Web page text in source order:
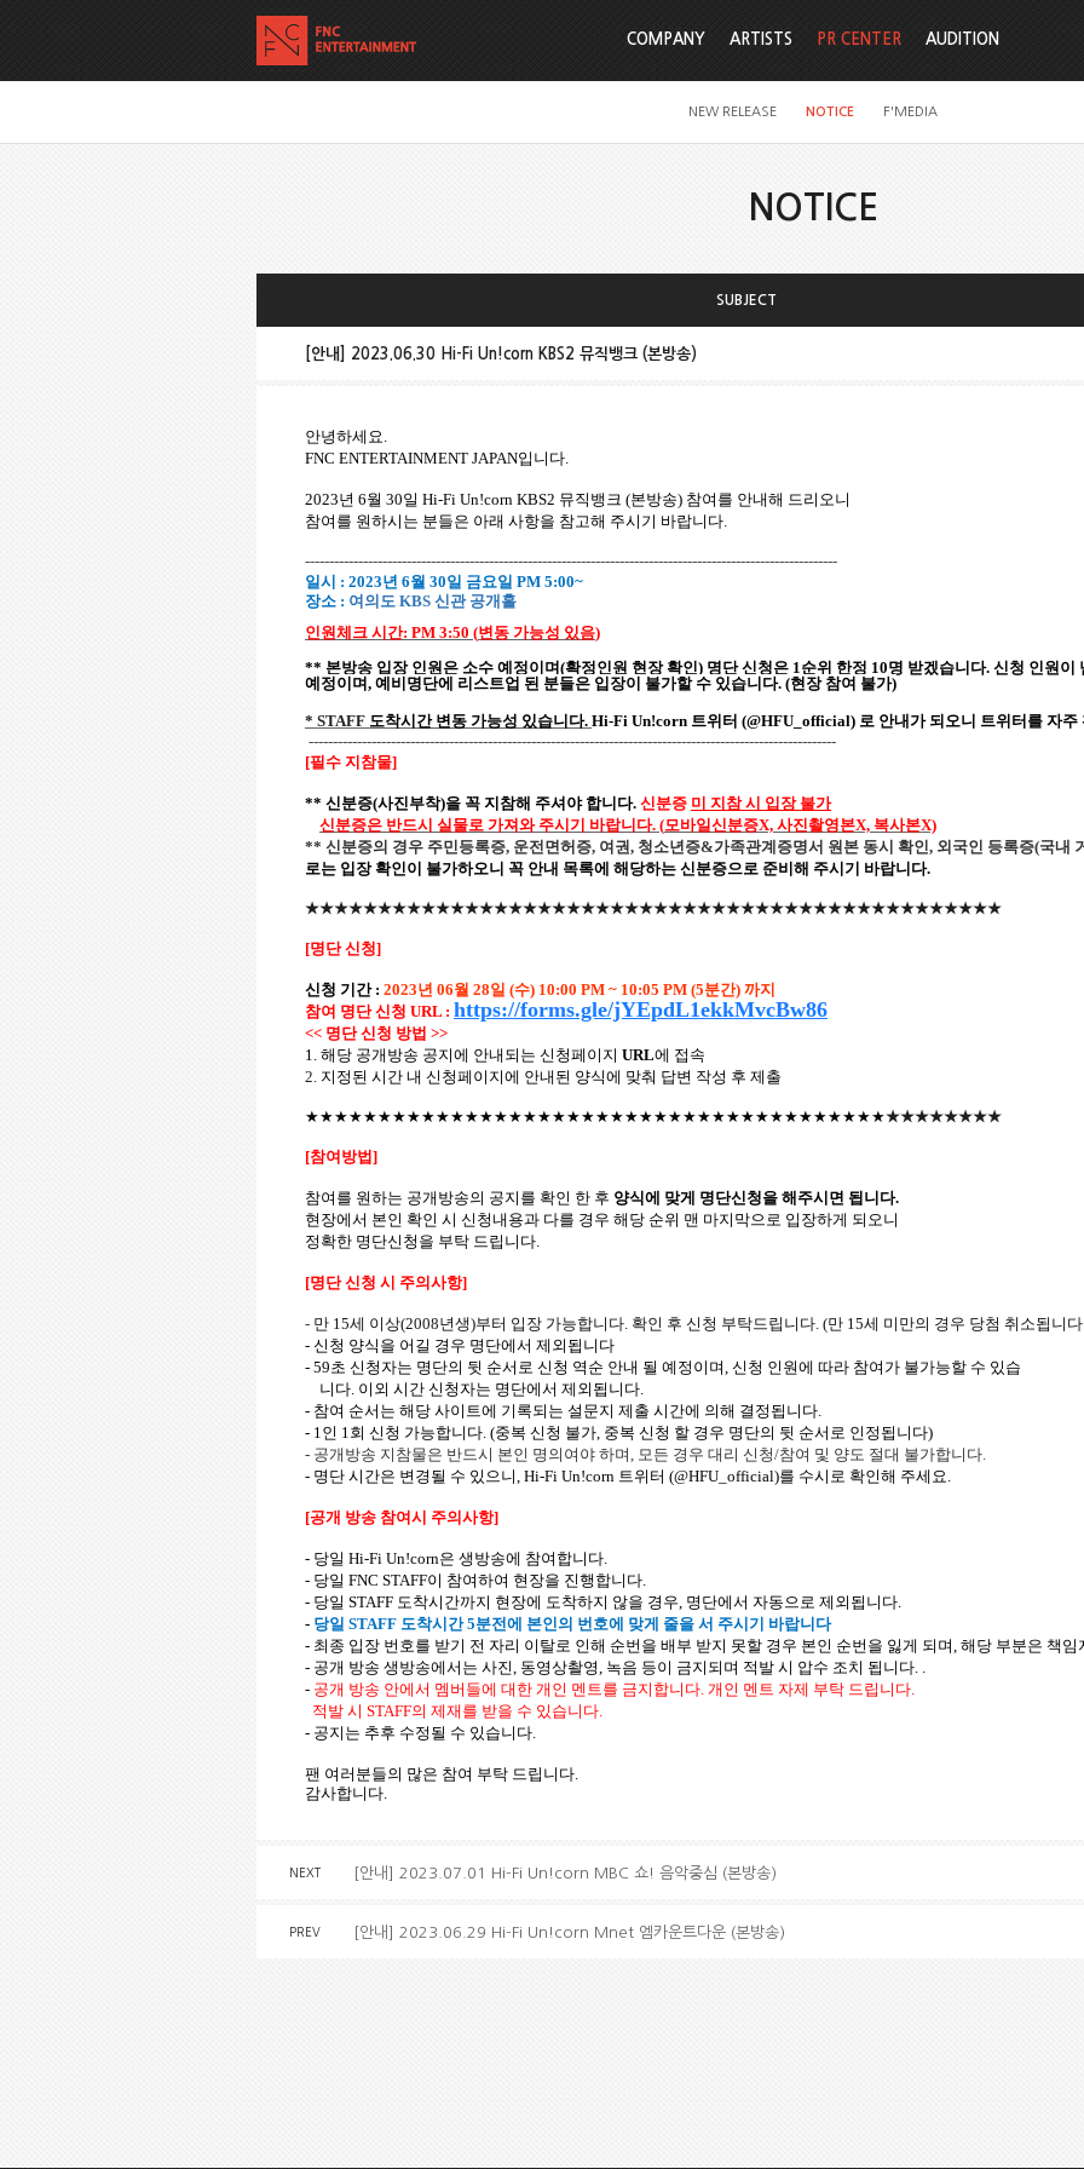
COMPANY ARTISTS PR CENTER
NEW RELEASE NOTICE F'MEDIA
AUDITION
NOTICE
SUBJECT
[안내] 2023.06.30 Hi-Fi Un!corn KBS2 뮤직뱅크 (본방송)
안녕하세요.
FNC ENTERTAINMENT JAPAN입니다.
2023년 6월 30일 Hi-Fi Un!corn KBS2 뮤직뱅크 (본방송) 참여를 안내해 드리오니
참여를 원하시는 분들은 아래 사항을 참고해 주시기 바랍니다.
--------------------------------------------------------------------------------------------------------------
일시 : 2023년 6월 30일 금요일 PM 5:00~
장소 : 여의도 KBS 신관 공개홀
인원체크 시간: PM 3:50 (변동 가능성 있음)
** 본방송 입장 인원은 소수 예정이며 (확정인원 현장 확인) 명단 신청은 1순위 한정 10명 받겠습니다. 신청 인원이
예정이며 , 예비명단에 리스트업 된 분들은 입장이 불가할 수 있습니다. (현장 참여 불가)
* STAFF 도착시간 변동 가능성 있습니다. Hi-Fi Un!corn 트위터 (@HFU_official) 로 안내가 되오니 트위터를 자주
-------------------------------------------------------------------------------------------------------------
[필수 지참물]
** 신분증(사진부착)을 꼭 지참해 주셔야 합니다. 신분증 미 지참 시 입장 불가
신분증은 반드시 실물로 가져와 주시기 바랍니다. (모바일신분증X, 사진촬영본X, 복사본X)
** 신분증의 경우 주민등록증, 운전면허증, 여권, 청소년증&가족관계증명서 원본 동시 확인, 외국인 등록증(국내
로는 입장 확인이 불가하오니 꼭 안내 목록에 해당하는 신분증으로 준비해 주시기 바랍니다.
★★★★★★★★★★★★★★★★★★★★★★★★★★★★★★★★★★★★★★★★★★★★★★★★
[명단 신청]
신청 기간: 2023년 06월 28일 (수) 10:00 PM ~ 10:05 PM (5분간) 까지
참여 명단 신청 URL : https://forms.gle/jYEpdL1ekkMvcBw86
<< 명단 신청 방법 >>
1. 해당 공개방송 공지에 안내되는 신청페이지 URL에 접속
2. 지정된 시간 내 신청페이지에 안내된 양식에 맞춰 답변 작성 후 제출
★★★★★★★★★★★★★★★★★★★★★★★★★★★★★★★★★★★★★★★★★★★★★★★★
[참여방법 ]
참여를 원하는 공개방송의 공지를 확인 한 후 양식에 맞게 명단신청을 해주시면 됩니다.
현장에서 본인 확인 시 신청내용과 다를 경우 해당 순위 맨 마지막으로 입장하게 되오니
정확한 명단신청을 부탁 드립니다.
[명단 신청 시 주의사항]
- 만 15세 이상(2008년생)부터 입장 가능합니다. 확인 후 신청 부탁드립니다. (만 15세 미만의 경우 당첨 취소됩니다
- 신청 양식을 어길 경우 명단에서 제외됩니다
- 59초 신청자는 명단의 뒷 순서로 신청 역순 안내 될 예정이며, 신청 인원에 따라 참여가 불가능할 수 있습
니다. 이외 시간 신청자는 명단에서 제외됩니다.
- 참여 순서는 해당 사이트에 기록되는 설문지 제출 시간에 의해 결정됩니다.
- 1인 1회 신청 가능합니다. (중복 신청 불가, 중복 신청 할 경우 명단의 뒷 순서로 인정됩니다)
- 공개방송 지참물은 반드시 본인 명의여야 하며, 모든 경우 대리 신청/참여 및 양도 절대 불가합니다.
- 명단 시간은 변경될 수 있으니, Hi-Fi Un!corn 트위터 (@HFU_official)를 수시로 확인해 주세요.
[공개 방송 참여시 주의사항]
- 당일 Hi-Fi Un!corn은 생방송에 참여합니다.
- 당일 FNC STAFF이 참여하여 현장을 진행합니다.
- 당일 STAFF 도착시간까지 현장에 도착하지 않을 경우, 명단에서 자동으로 제외됩니다.
- 당일 STAFF 도착시간5분전에 본인의 번호에 맞게 줄을 서 주시기 바랍니다
- 최종 입장 번호를 받기 전 자리 이탈로 인해 순번을 배부 받지 못할 경우 본인 순번을 잃게 되며, 해당 부분은 책임
- 공개 방송 생방송에서는 사진, 동영상촬영, 녹음 등이 금지되며 적발 시 압수 조치 됩니다. .
- 공개 방송 안에서 멤버들에 대한 개인 멘트를 금지합니다. 개인 멘트 자제 부탁 드립니다.
적발 시 STAFF의 제재를 받을 수 있습니다.
- 공지는 추후 수정될 수 있습니다.
팬 여러분들의 많은 참여 부탁 드립니다.
감사합니다.
NEXT [안내] 2023.07.01 Hi-Fi Un!corn MBC 쇼! 음악중심 (본방송)
PREV [안내] 2023.06.29 Hi-Fi Un!corn Mnet 엠카운트다운 (본방송)